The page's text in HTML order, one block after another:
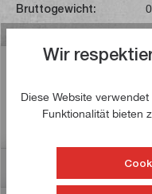
Bruttogewicht:
Beschreibung
Der Drehling ist in der
seine gute
Wir
Diese Website
Funktionalität bieten